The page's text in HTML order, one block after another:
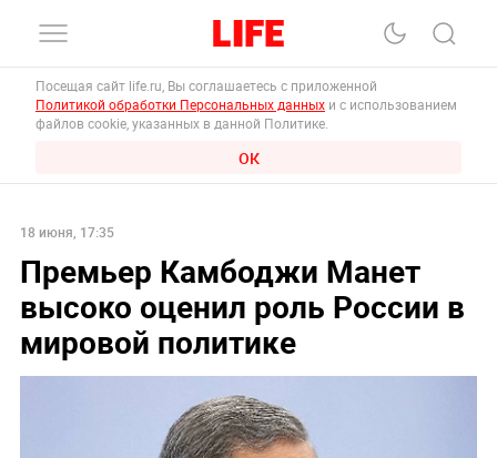
Посещая сайт life.ru, Вы соглашаетесь с приложенной
Политикой обработки Персональных данных и с использованием
файлов cookie, указанных в данной Политике.
ОК
18 июня, 17:35
Премьер Камбоджи Манет
высоко оценил роль России в
мировой политике